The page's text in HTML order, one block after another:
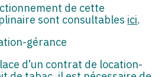
de cette
sont consultables ici.
gérance
d’un contrat de location-